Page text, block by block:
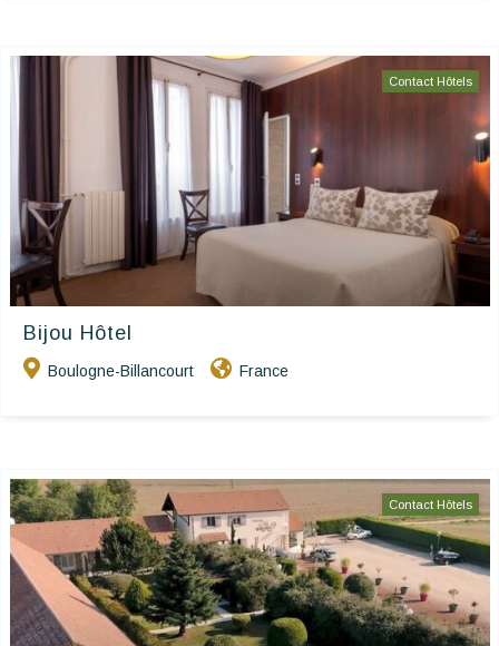
Contact Hôtels
Bijou Hôtel
Boulogne-Billancourt France
Contact Hôtels